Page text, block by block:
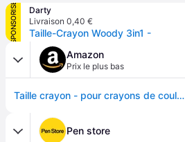
SPONSORISÉ
Darty
Livraison 0,40 €
Taille-Crayon Woody 3in1 -
Amazon
Prix le plus bas
Taille crayon - pour crayons de couleur STABILO woody 3in1 - Taille-crayon avec sécurité enfant
Pen store